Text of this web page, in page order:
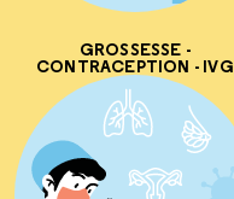
GROSSESSE -
CONTRACEPTION - IVG